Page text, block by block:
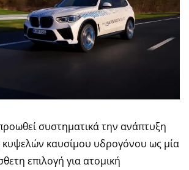
συστηματικά την ανάπτυξη
κυψελών καυσίμου υδρογόνου ως μία
επιλογή για ατομική